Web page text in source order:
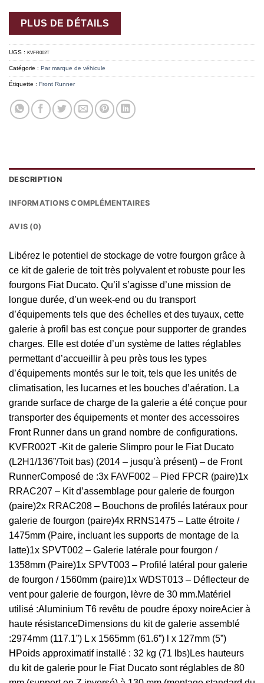
PLUS DE DÉTAILS
UGS : KVFR002T
Catégorie : Par marque de véhicule
Étiquette : Front Runner
DESCRIPTION
INFORMATIONS COMPLÉMENTAIRES
AVIS (0)
Libérez le potentiel de stockage de votre fourgon grâce à
ce kit de galerie de toit très polyvalent et robuste pour les
fourgons Fiat Ducato. Qu’il s’agisse d’une mission de
longue durée, d’un week-end ou du transport
d’équipements tels que des échelles et des tuyaux, cette
galerie à profil bas est conçue pour supporter de grandes
charges. Elle est dotée d’un système de lattes réglables
permettant d’accueillir à peu près tous les types
d’équipements montés sur le toit, tels que les unités de
climatisation, les lucarnes et les bouches d’aération. La
grande surface de charge de la galerie a été conçue pour
transporter des équipements et monter des accessoires
Front Runner dans un grand nombre de configurations.
KVFR002T -Kit de galerie Slimpro pour le Fiat Ducato
(L2H1/136”/Toit bas) (2014 – jusqu’à présent) – de Front
RunnerComposé de :3x FAVF002 – Pied FPCR (paire)1x
RRAC207 – Kit d’assemblage pour galerie de fourgon
(paire)2x RRAC208 – Bouchons de profilés latéraux pour
galerie de fourgon (paire)4x RRNS1475 – Latte étroite /
1475mm (Paire, incluant les supports de montage de la
latte)1x SPVT002 – Galerie latérale pour fourgon /
1358mm (Paire)1x SPVT003 – Profilé latéral pour galerie
de fourgon / 1560mm (paire)1x WDST013 – Déflecteur de
vent pour galerie de fourgon, lèvre de 30 mm.Matériel
utilisé :Aluminium T6 revêtu de poudre époxy noireAcier à
haute résistanceDimensions du kit de galerie assemblé
:2974mm (117.1”) L x 1565mm (61.6”) l x 127mm (5”)
HPoids approximatif installé : 32 kg (71 lbs)Les hauteurs
du kit de galerie pour le Fiat Ducato sont réglables de 80